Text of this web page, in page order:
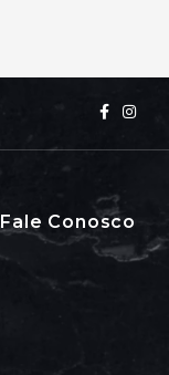
Fale Conosco